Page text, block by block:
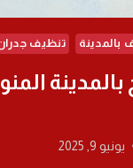
بالمدينة تنظيف
يونيو 9, 2025